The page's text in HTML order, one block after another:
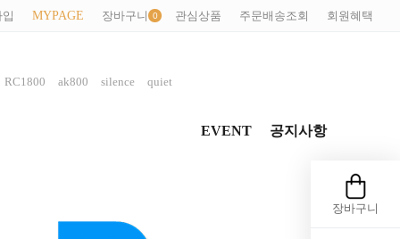
MYPAGE 장바구니 관심상품 주문배송조회 회원혜택
RC1800 ak800 silence quiet
EVENT 공지사항
장바구니